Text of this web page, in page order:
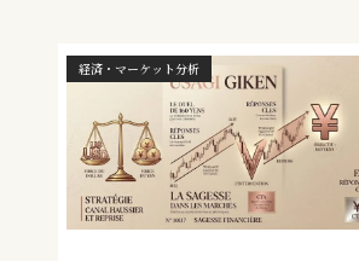
経済・マーケット分析